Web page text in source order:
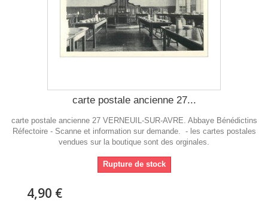
carte postale ancienne 27...
carte postale ancienne 27 VERNEUIL-SUR-AVRE. Abbaye Bénédictins
Réfectoire - Scanne et information sur demande. - les cartes postales
vendues sur la boutique sont des orginales.
Rupture de stock
4,90 €